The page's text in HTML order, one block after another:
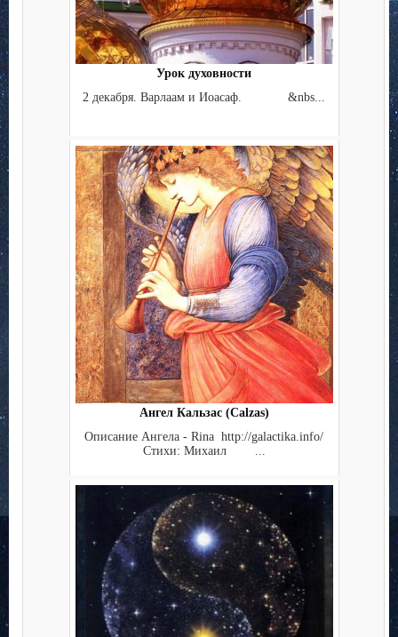
Урок духовности
2 декабря. Варлаам и Иоасаф. &nbs...
Ангел Кальзас (Calzas)
Описание Ангела - Rina http://galactika.info/
Стихи: Михаил ...